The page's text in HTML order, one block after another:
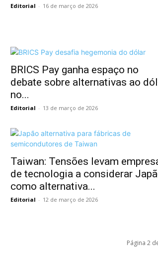
Editorial - 16 de março de 2026
BRICS Pay ganha espaço no
debate sobre alternativas ao
no...
Editorial - 13 de março de 2026
Taiwan: Tensões levam
de tecnologia a considerar
como alternativa...
Editorial - 12 de março de 2026
Página 2